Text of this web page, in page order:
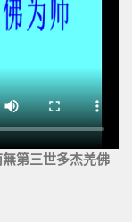
第三世多杰羌佛